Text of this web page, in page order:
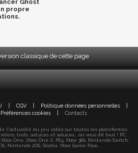
Ghost
propre
classique de cette page
CGV Politique données personnelles
Préférences cookies Contacts
l'actualité du jeu vidéo sur toutes les plateformes.
tests, astuces et soluces... on vous dit tout ! PC,
Xbox One, Xbox One X, PS3, Xbox 360, Nintendo Switch,
Nintendo 2DS, Stadia, Xbox Game Pass...